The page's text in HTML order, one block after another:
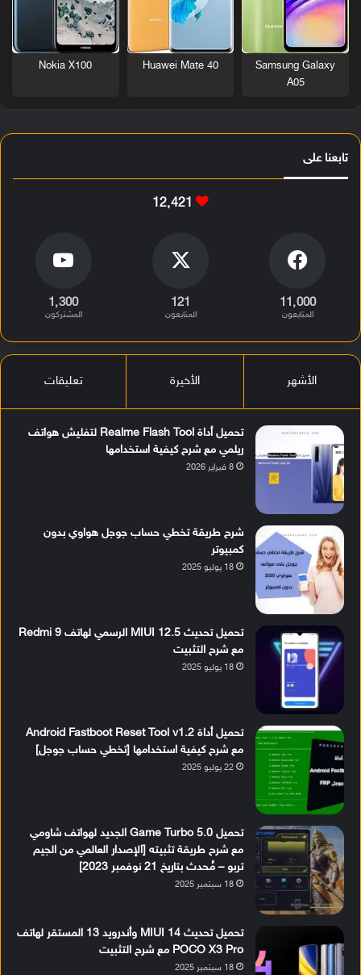
Samsung Galaxy
A05
Huawei Mate 40
Nokia X100
تابعنا على
12٬421
11٬000
المتابعون
121
المتابعون
1٬300
المشتركون
الأشهر الأخيرة تعليقات
تحميل أداة Realme Flash Tool لتفليش هواتف
ريلمي مع شرح كيفية استخدامها
8 فبراير 2026
شرح طريقة تخطي حساب جوجل هواوي بدون
كمبيوتر
18 يوليو 2025
تحميل تحديث MIUI 12.5 الرسمي لهاتف Redmi 9
مع شرح التثبيت
18 يوليو 2025
تحميل أداة Android Fastboot Reset Tool v1.2
مع شرح كيفية استخدامها [تخطي حساب جوجل]
22 يوليو 2025
تحميل Game Turbo 5.0 الجديد لهواتف شاومي
مع شرح طريقة تثبيته [الإصدار العالمي من الجيم
تربو – مُحدث بتاريخ 21 نوفمبر 2023]
18 سبتمبر 2025
تحميل تحديث MIUI 14 وأندرويد 13 المستقر لهاتف
POCO X3 Pro مع شرح التثبيت
18 سبتمبر 2025